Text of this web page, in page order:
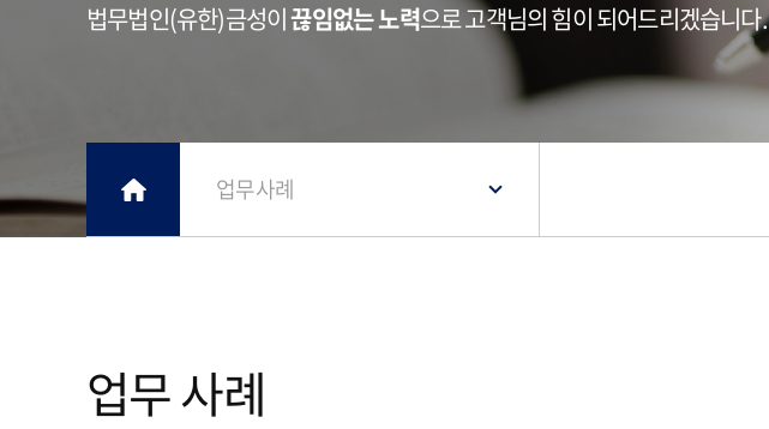
법무법인(유한)금성이끊임없는 노력으로 고객님의 힘이 되어드리겠습니다.
업무사례
업무 사례